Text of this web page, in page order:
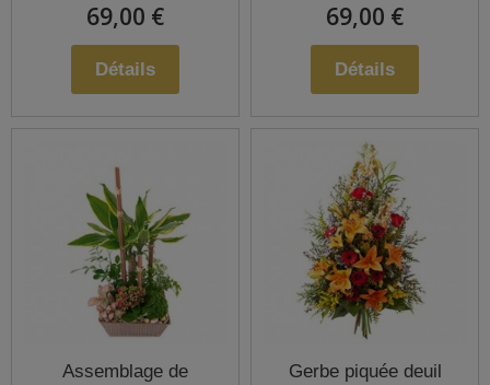
69,00 €
Détails
69,00 €
Détails
Assemblage de
Gerbe piquée deuil